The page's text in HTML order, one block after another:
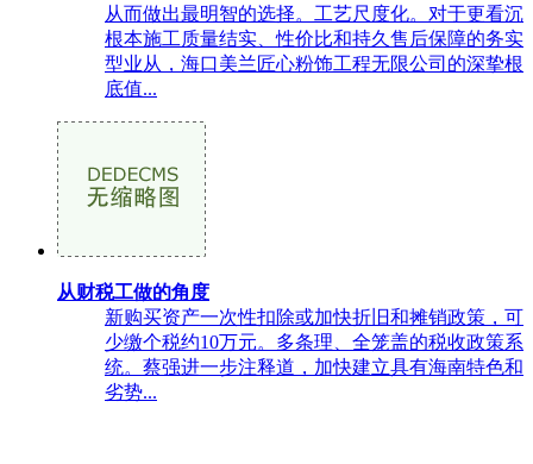
从而做出最明智的选择。工艺尺度化。对于更看沉
根本施工质量结实、性价比和持久售后保障的务实
型业从，海口美兰匠心粉饰工程无限公司的深挚根
底值...
从财税工做的角度
新购买资产一次性扣除或加快折旧和摊销政策，可
少缴个税约10万元。多条理、全笼盖的税收政策系
统。蔡强进一步注释道，加快建立具有海南特色和
劣势...